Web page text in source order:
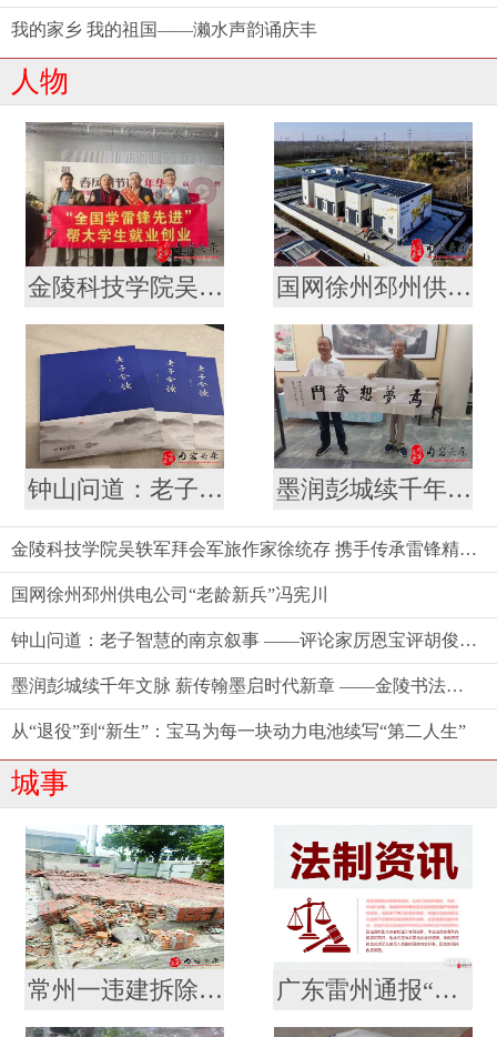
我的家乡 我的祖国——濑水声韵诵庆丰
人物
金陵科技学院吴轶军拜会军旅作家徐统存 携手传承雷锋精神与中华文脉 国网徐州邳州供电公司“老龄新兵”冯宪川
钟山问道：老子智慧的南京叙事 ——评论家厉恩宝评胡俊新作《〈老子〉今读》 墨润彭城续千年文脉 薪传翰墨启时代新章 ——金陵书法院徐州分院盛大揭牌
金陵科技学院吴轶军拜会军旅作家徐统存 携手传承雷锋精神与中华文脉
国网徐州邳州供电公司“老龄新兵”冯宪川
钟山问道：老子智慧的南京叙事 ——评论家厉恩宝评胡俊新作《〈老子〉今读》
墨润彭城续千年文脉 薪传翰墨启时代新章 ——金陵书法院徐州分院盛大揭牌
从“退役”到“新生”：宝马为每一块动力电池续写“第二人生”
城事
常州一违建拆除2个月后仍未清理 建管办：业委会承诺下周一前清理结束 广东雷州通报“特教老师招聘存在违规” 副校长被停职，启动问责程序